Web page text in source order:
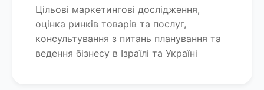
Цільові маркетингові дослідження,
оцінка ринків товарів та послуг,
консультування з питань планування та
ведення бізнесу в Ізраїлі та Україні